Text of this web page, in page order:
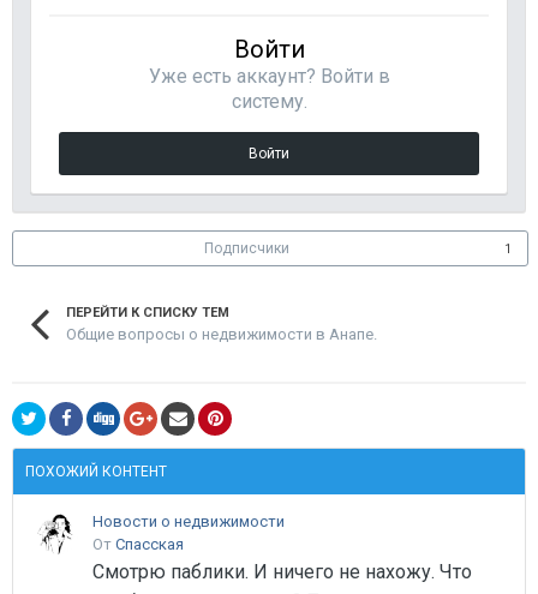
Войти
Уже есть аккаунт? Войти в
систему.
Войти
Подписчики 1
ПЕРЕЙТИ К СПИСКУ ТЕМ
Общие вопросы о недвижимости в Анапе.
ПОХОЖИЙ КОНТЕНТ
Новости о недвижимости
От Спасская
Смотрю паблики. И ничего не нахожу. Что